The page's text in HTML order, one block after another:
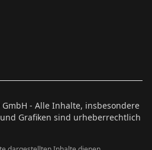
GmbH - Alle Inhalte, insbesondere
Grafiken sind urheberrechtlich